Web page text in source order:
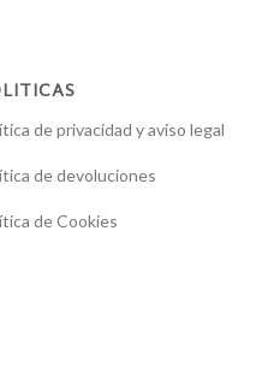
de privacidad y aviso legal
de devoluciones
de Cookies